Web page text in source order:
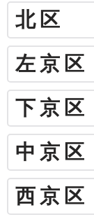
北区
左京区
下京区
中京区
西京区